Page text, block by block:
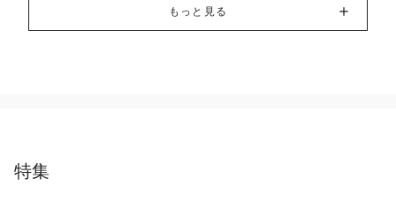
もっと見る
特集